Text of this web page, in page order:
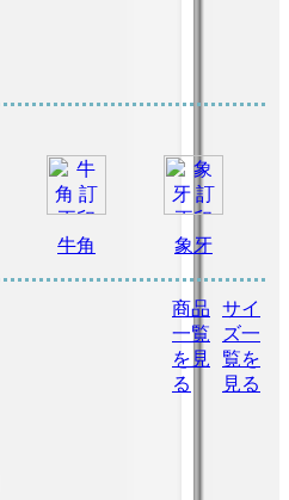
牛角 象牙
商品
一覧
を見
る
サイ
ズ一
覧を
見る